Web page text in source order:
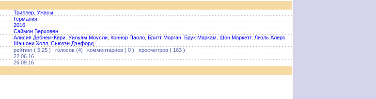
Триллер Ужасы
Германия
2016
Саймон Верховен
Алисия Дебнем-Кери Уильям Моусли Коннор Паоло Бритт Морган Брук Маркам Шон Маркетт, Лизль Алерс
Шэшони Холл Сьюзэн Дэнфорд
рейтинг ( 5.25 ) голосов (4) комментариев ( 0 ) просмотров ( 163 )
22.06.16
26.09.16